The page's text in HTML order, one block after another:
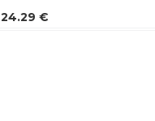
24.29 €